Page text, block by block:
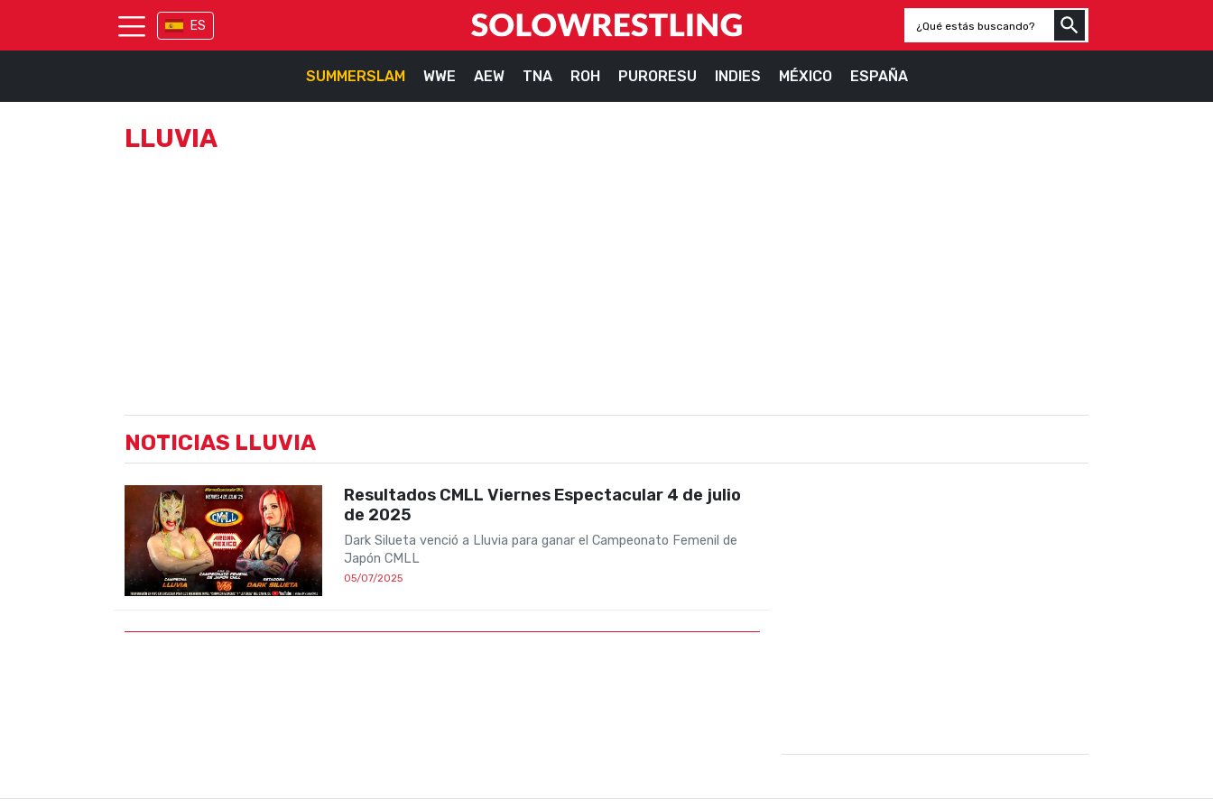
ES
SUMMERSLAM WWE AEW TNA ROH PURORESU INDIES MÉXICO ESPAÑA
LLUVIA
NOTICIAS LLUVIA
Resultados CMLL Viernes Espectacular 4 de julio
de 2025
Dark Silueta venció a Lluvia para ganar el Campeonato Femenil de
Japón CMLL
05/07/2025